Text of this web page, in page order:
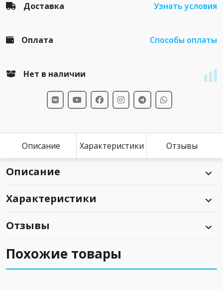
Доставка Узнать условия
Оплата Способы оплаты
Нет в наличии
Описание Характеристики Отзывы
Описание
Характеристики
Отзывы
Похожие товары